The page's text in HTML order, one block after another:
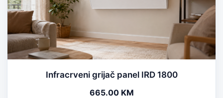
Infracrveni grijač panel IRD 1800
665.00 KM